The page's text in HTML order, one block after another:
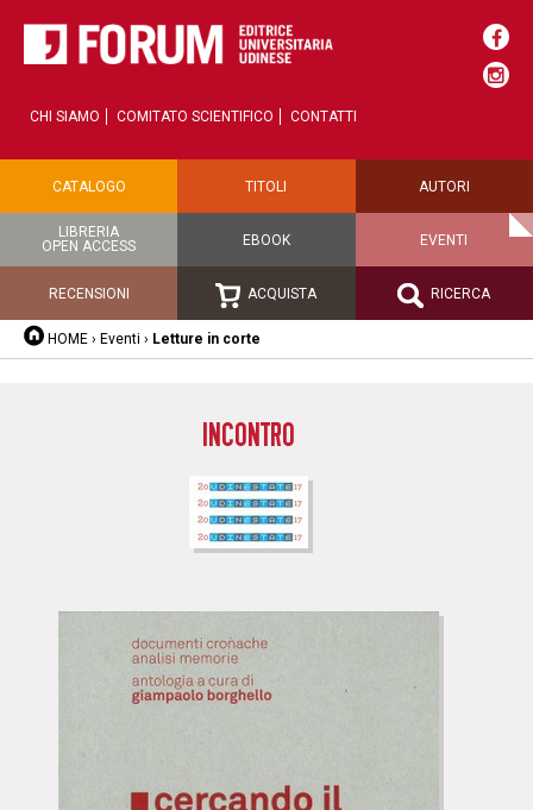
CHI SIAMO COMITATO SCIENTIFICO CONTATTI
CATALOGO TITOLI AUTORI
LIBRERIA
OPEN ACCESS
EBOOK EVENTI
RECENSIONI ACQUISTA RICERCA
HOME › Eventi › Letture in corte
INCONTRO